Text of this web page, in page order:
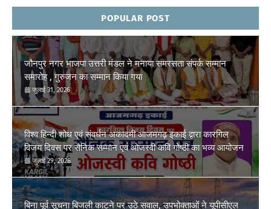
POPULAR POST
जौनपुर नगर भाजपा उत्तरी मंडल ने मनाया समरसता संपर्क सम्मान
समारोह , गुरुजन का सम्मान किया गया
जुलाई 31, 2026
विश्व हिन्दी शोध एवं संवर्धन अकादमी आजमगढ़ इकाई द्वारा कारगिल
विजय दिवस पर सैनिक सम्मान एवं ओजस्वी कवि गोष्ठी का भव्य आयोजन
जुलाई 29, 2026
बिना पूर्व सूचना बिजली काटने पर उठे सवाल, उपभोक्ताओं ने यूपीसीएल